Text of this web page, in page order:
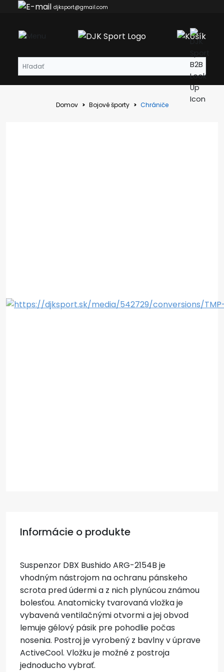
djksport@gmail.com
Domov Bojové športy Chrániče
Informácie o produkte
Suspenzor DBX Bushido ARG-2154B je
vhodným nástrojom na ochranu pánskeho
scrota pred údermi a z nich plynúcou známou
bolesťou. Anatomicky tvarovaná vložka je
vybavená ventilačnými otvormi a jej obvod
lemuje gélový pásik pre pohodlie počas
nosenia. Postroj je vyrobený z bavlny v úprave
ActiveCool. Vložku je možné z postroja
jednoducho vybrať.